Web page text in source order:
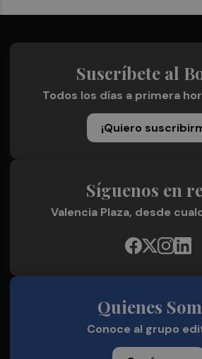
Suscríbete al
Todos los días a primera
¡Quiero
Síguenos en
Valencia Plaza, desde
Quienes
Conoce al grupo